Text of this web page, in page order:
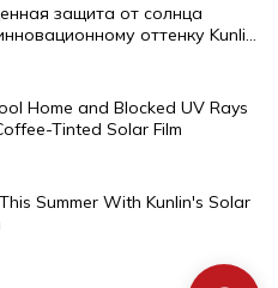
защита от солнца
оттенку Kunlin
Home and Blocked UV Rays
Tinted Solar Film
Summer With Kunlin's Solar